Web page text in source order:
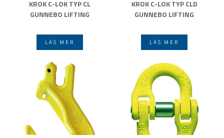
KROK C-LOK TYP CL
GUNNEBO LIFTING
LÄS MER
KROK C-LOK TYP CLD
GUNNEBO LIFTING
LÄS MER